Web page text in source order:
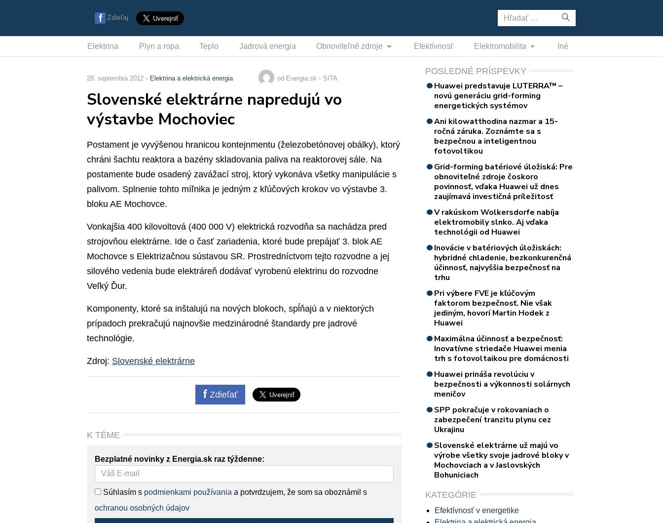
Zdieľaj Hľadať:
Elektrina Plyn a ropa Teplo Jadrová energia Obnoviteľné zdroje Efektívnosť Elektromobilita Iné
28. septembra 2012 Elektrina a elektrická energia od Energia.sk SITA
Slovenské elektrárne napredujú vo
výstavbe Mochoviec
Postament je vyvýšenou hranicou kontejnmentu (železobetónovej obálky), ktorý
chráni šachtu reaktora a bazény skladovania paliva na reaktorovej sále. Na
postamente bude osadený zavážací stroj, ktorý vykonáva všetky manipulácie s
palivom. Splnenie tohto míľnika je jedným z kľúčových krokov vo výstavbe 3.
bloku AE Mochovce.
Vonkajšia 400 kilovoltová (400 000 V) elektrická rozvodňa sa nachádza pred
strojovňou elektrárne. Ide o časť zariadenia, ktoré bude prepájať 3. blok AE
Mochovce s Elektrizačnou sústavou SR. Prostredníctvom tejto rozvodne a jej
silového vedenia bude elektráreň dodávať vyrobenú elektrinu do rozvodne
Veľký Ďur.
Komponenty, ktoré sa inštalujú na nových blokoch, spĺňajú a v niektorých
prípadoch prekračujú najnovšie medzinárodné štandardy pre jadrové
technológie.
Zdroj: Slovenské elektrárne
Zdieľať
K TÉME
Bezplatné novinky z Energia.sk raz týždenne:
Súhlasím s podmienkami používania a potvrdzujem, že som sa oboznámil s
ochranou osobných údajov
POSLEDNÉ PRÍSPEVKY
Huawei predstavuje LUTERRA™ –
novú generáciu grid-forming
energetických systémov
Ani kilowatthodina nazmar a 15-
ročná záruka. Zoznámte sa s
bezpečnou a inteligentnou
fotovoltikou
Grid-forming batériové úložiská: Pre
obnoviteľné zdroje čoskoro
povinnosť, vďaka Huawei už dnes
zaujímavá investičná príležitosť
V rakúskom Wolkersdorfe nabíja
elektromobily slnko. Aj vďaka
technológii od Huawei
Inovácie v batériových úložiskách:
hybridné chladenie, bezkonkurenčná
účinnosť, najvyššia bezpečnosť na
trhu
Pri výbere FVE je kľúčovým
faktorom bezpečnosť. Nie však
jediným, hovorí Martin Hodek z
Huawei
Maximálna účinnosť a bezpečnosť:
Inovatívne striedače Huawei menia
trh s fotovoltaikou pre domácnosti
Huawei prináša revolúciu v
bezpečnosti a výkonnosti solárnych
meničov
SPP pokračuje v rokovaniach o
zabezpečení tranzitu plynu cez
Ukrajinu
Slovenské elektrárne už majú vo
výrobe všetky svoje jadrové bloky v
Mochovciach a v Jaslovských
Bohuniciach
KATEGÓRIE
Efektívnosť v energetike